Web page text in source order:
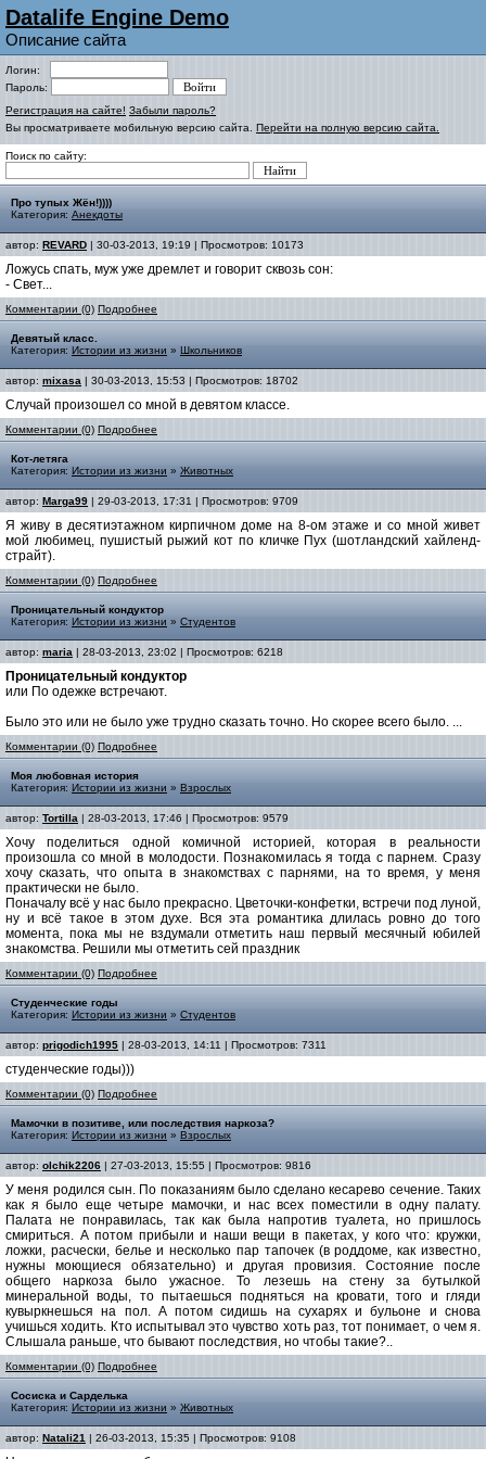
Datalife Engine Demo
Описание сайта
Логин:
Пароль:
Регистрация на сайте! Забыли пароль?
Вы просматриваете мобильную версию сайта. Перейти на полную версию сайта.
Поиск по сайту:
Про тупых Жён!))))
Категория: Анекдоты
автор: REVARD | 30-03-2013, 19:19 | Просмотров: 10173
Ложусь спать, муж уже дремлет и говорит сквозь сон:
- Свет...
Комментарии (0) Подробнее
Девятый класс.
Категория: Истории из жизни » Школьников
автор: mixasa | 30-03-2013, 15:53 | Просмотров: 18702
Случай произошел со мной в девятом классе.
Комментарии (0) Подробнее
Кот-летяга
Категория: Истории из жизни » Животных
автор: Marga99 | 29-03-2013, 17:31 | Просмотров: 9709
Я живу в десятиэтажном кирпичном доме на 8-ом этаже и со мной живет
мой любимец, пушистый рыжий кот по кличке Пух (шотландский хайленд-
страйт).
Комментарии (0) Подробнее
Проницательный кондуктор
Категория: Истории из жизни » Студентов
автор: maria | 28-03-2013, 23:02 | Просмотров: 6218
Проницательный кондуктор
или По одежке встречают.
Было это или не было уже трудно сказать точно. Но скорее всего было. ...
Комментарии (0) Подробнее
Моя любовная история
Категория: Истории из жизни » Взрослых
автор: Tortilla | 28-03-2013, 17:46 | Просмотров: 9579
Хочу поделиться одной комичной историей, которая в реальности
произошла со мной в молодости. Познакомилась я тогда с парнем. Сразу
хочу сказать, что опыта в знакомствах с парнями, на то время, у меня
практически не было.
Поначалу всё у нас было прекрасно. Цветочки-конфетки, встречи под луной,
ну и всё такое в этом духе. Вся эта романтика длилась ровно до того
момента, пока мы не вздумали отметить наш первый месячный юбилей
знакомства. Решили мы отметить сей праздник
Комментарии (0) Подробнее
Cтуденческие годы
Категория: Истории из жизни » Студентов
автор: prigodich1995 | 28-03-2013, 14:11 | Просмотров: 7311
студенческие годы)))
Комментарии (0) Подробнее
Мамочки в позитиве, или последствия наркоза?
Категория: Истории из жизни » Взрослых
автор: olchik2206 | 27-03-2013, 15:55 | Просмотров: 9816
У меня родился сын. По показаниям было сделано кесарево сечение. Таких
как я было еще четыре мамочки, и нас всех поместили в одну палату.
Палата не понравилась, так как была напротив туалета, но пришлось
смириться. А потом прибыли и наши вещи в пакетах, у кого что: кружки,
ложки, расчески, белье и несколько пар тапочек (в роддоме, как известно,
нужны моющиеся обязательно) и другая провизия. Состояние после
общего наркоза было ужасное. То лезешь на стену за бутылкой
минеральной воды, то пытаешься подняться на кровати, того и гляди
кувыркнешься на пол. А потом сидишь на сухарях и бульоне и снова
учишься ходить. Кто испытывал это чувство хоть раз, тот понимает, о чем я.
Слышала раньше, что бывают последствия, но чтобы такие?..
Комментарии (0) Подробнее
Сосиска и Сарделька
Категория: Истории из жизни » Животных
автор: Natali21 | 26-03-2013, 15:35 | Просмотров: 9108